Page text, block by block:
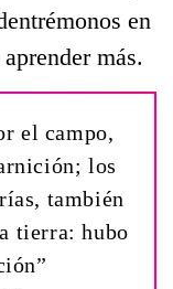
en
más.
el campo,
los
también
tierra: hubo